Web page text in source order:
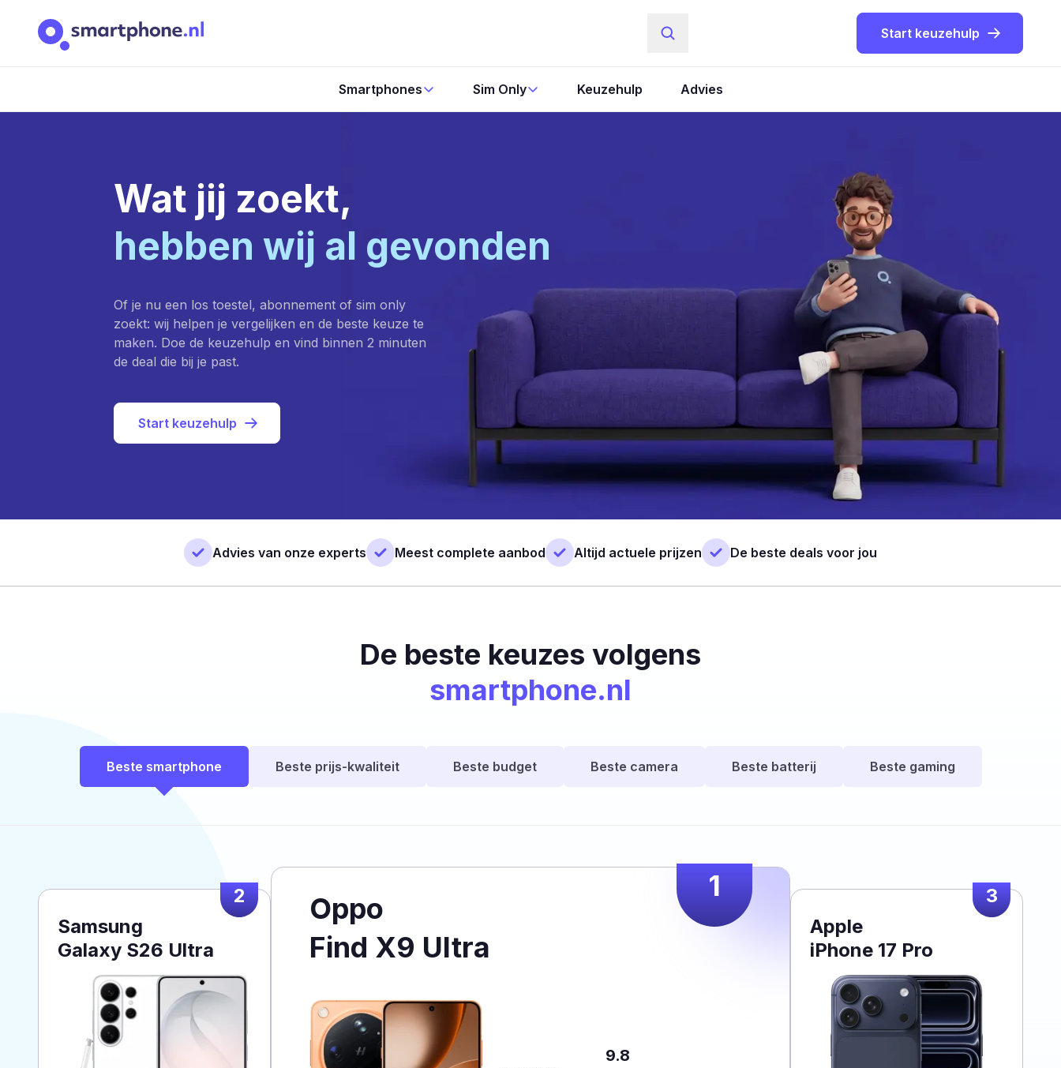
Start keuzehulp
Smartphones Sim Only Keuzehulp Advies
Wat jij zoekt,
hebben wij al gevonden
Of je nu een los toestel, abonnement of sim only
zoekt: wij helpen je vergelijken en de beste keuze te
maken. Doe de keuzehulp en vind binnen 2 minuten
de deal die bij je past.
Start keuzehulp
Advies van onze experts Meest complete aanbod Altijd actuele prijzen De beste deals voor jou
De beste keuzes volgens
smartphone.nl
Beste smartphone Beste prijs-kwaliteit Beste budget Beste camera Beste batterij Beste gaming
1
Oppo
Find X9 Ultra
9.8
2
Samsung
Galaxy S26 Ultra
3
Apple
iPhone 17 Pro